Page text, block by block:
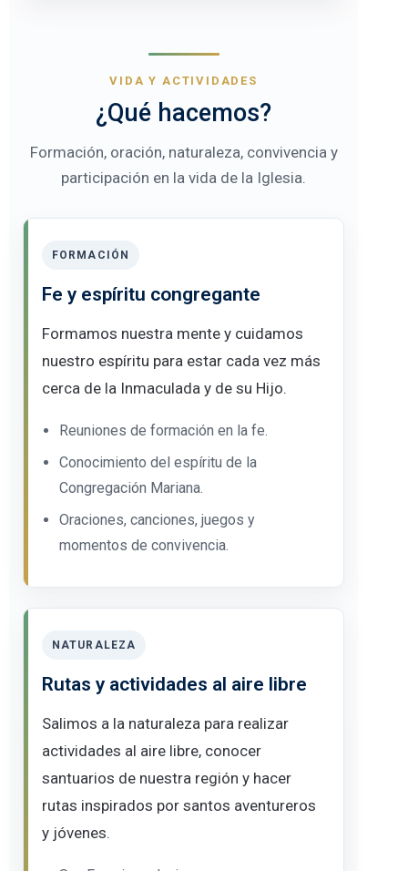
VIDA Y ACTIVIDADES
¿Qué hacemos?
Formación, oración, naturaleza, convivencia y
participación en la vida de la Iglesia.
FORMACIÓN
Fe y espíritu congregante
Formamos nuestra mente y cuidamos
nuestro espíritu para estar cada vez más
cerca de la Inmaculada y de su Hijo.
Reuniones de formación en la fe.
Conocimiento del espíritu de la
Congregación Mariana.
Oraciones, canciones, juegos y
momentos de convivencia.
NATURALEZA
Rutas y actividades al aire libre
Salimos a la naturaleza para realizar
actividades al aire libre, conocer
santuarios de nuestra región y hacer
rutas inspirados por santos aventureros
y jóvenes.